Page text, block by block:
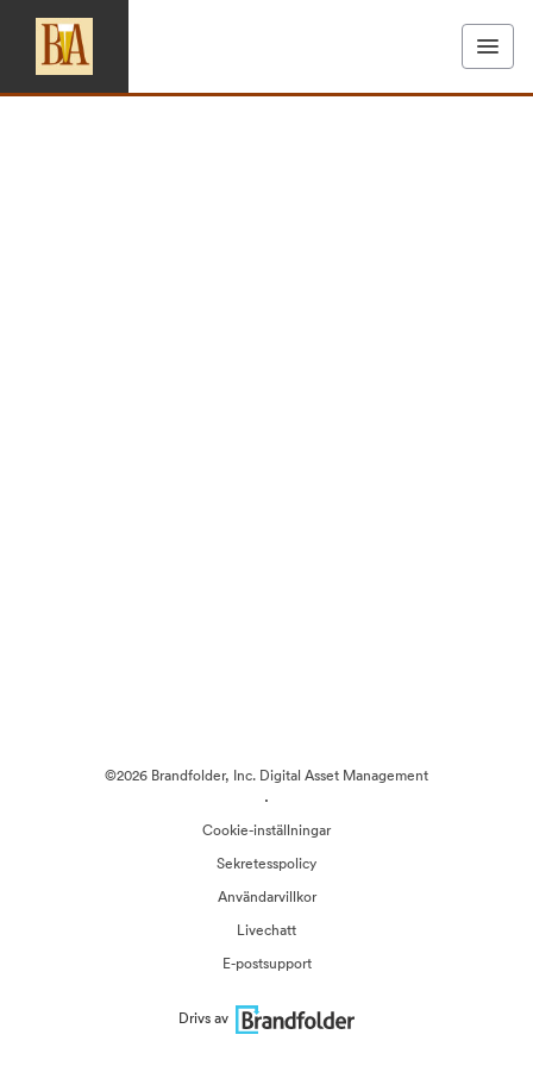
©2026 Brandfolder, Inc. Digital Asset Management
·
Cookie-inställningar
Sekretesspolicy
Användarvillkor
Livechatt
E-postsupport
Drivs av